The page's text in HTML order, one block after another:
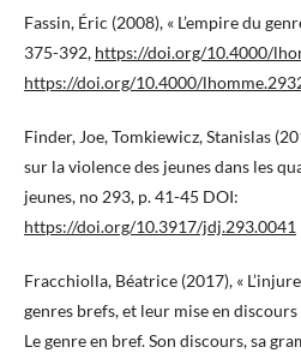
Fassin, Éric (2008), « L’empire du
375-392, https://doi.org/10.4000/
https://doi.org/10.4000/
Finder, Joe, Tomkiewicz, Stanislas
sur la violence des jeunes dans les
jeunes, no 293, p. 41-45 DOI:
https://doi.org/10.3917/jdj.293.0041
Fracchiolla, Béatrice (2017), «
genres brefs, et leur mise en
Le genre en bref. Son discours, sa